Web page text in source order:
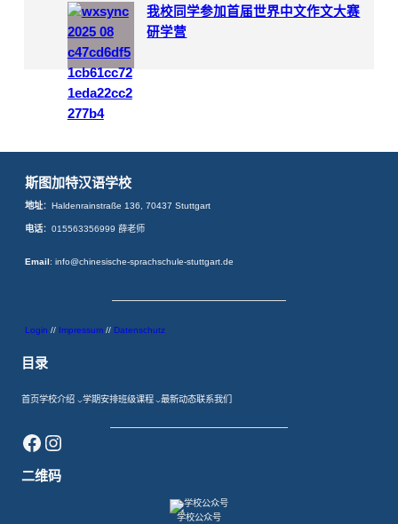
我校同学参加首届世界中文作文大赛
研学营
斯图加特汉语学校
地址：Haldenrainstraße 136, 70437 Stuttgart
电话：015563356999 薛老师
Email: info@chinesische-sprachschule-stuttgart.de
Login // Impressum // Datenschutz
目录
首页学校介绍 学期安排班级课程 最新动态联系我们
Facebook
Instagram
二维码
学校公众号